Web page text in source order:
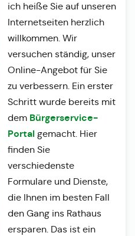
ich heiße Sie auf unseren
Internetseiten herzlich
willkommen. Wir
versuchen ständig, unser
Online-Angebot für Sie
zu verbessern. Ein erster
Schritt wurde bereits mit
dem Bürgerservice-
Portalgemacht. Hier
finden Sie
verschiedenste
Formulare und Dienste,
die Ihnen im besten Fall
den Gang ins Rathaus
ersparen. Das ist ein